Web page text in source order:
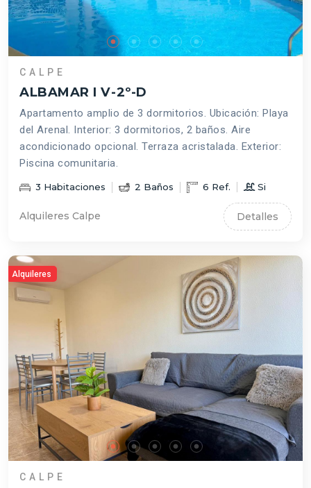
CALPE
ALBAMAR I V-2º-D
Apartamento amplio de 3 dormitorios. Ubicación: Playa
del Arenal. Interior: 3 dormitorios, 2 baños. Aire
acondicionado opcional. Terraza acristalada. Exterior:
Piscina comunitaria.
3 Habitaciones 2 Baños 6 Ref. Si
Alquileres Calpe Detalles
Alquileres
CALPE